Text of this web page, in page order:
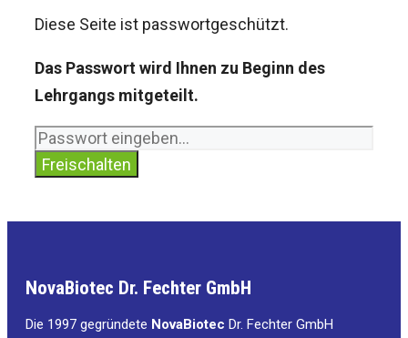
Diese Seite ist passwortgeschützt.
Das Passwort wird Ihnen zu Beginn des
Lehrgangs mitgeteilt.
NovaBiotec Dr. Fechter GmbH
Die 1997 gegründete NovaBiotec Dr. Fechter GmbH